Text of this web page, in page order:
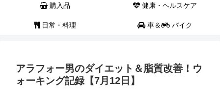
購入品 健康・ヘルスケア
日常・料理 車＆ バイク
アラフォー男のダイエット＆脂質改善！ウ
ォーキング記録【7月12日】